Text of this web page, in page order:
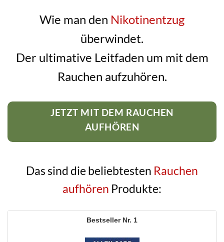
Wie man den Nikotinentzug
überwindet.
Der ultimative Leitfaden um mit dem
Rauchen aufzuhören.
JETZT MIT DEM RAUCHEN
AUFHÖREN
Das sind die beliebtesten Rauchen
aufhören Produkte:
1